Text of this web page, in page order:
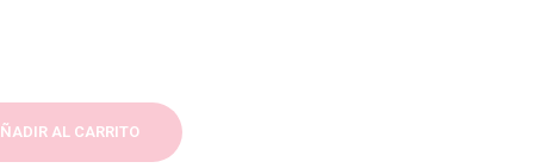
AL CARRITO